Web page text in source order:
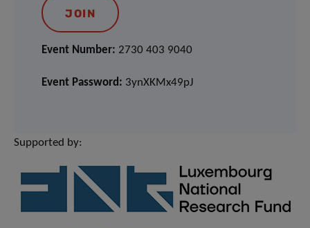
JOIN
Event Number: 2730 403 9040
Event Password: 3ynXKMx49pJ
Supported by: